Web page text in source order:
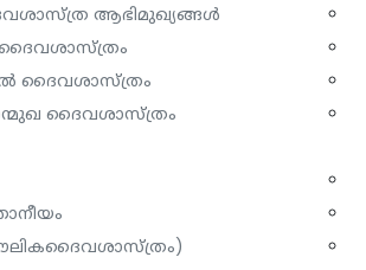
ആഭിമുഖ്യങ്ങൾ
ദൈവശാസ്ത്രം
ദൈവശാസ്ത്രം